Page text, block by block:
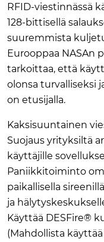
RFID-viestinnässä
128-bittisellä
suuremmista
Eurooppaa NASAn
tarkoittaa, että
olonsa turvalliseksi
on etusijalla.
Kaksisuuntainen
Suojaus yrityksiltä
käyttäjille
Paniikkitoiminto
paikallisella
ja
Käyttää DESFire®
(Mahdollista